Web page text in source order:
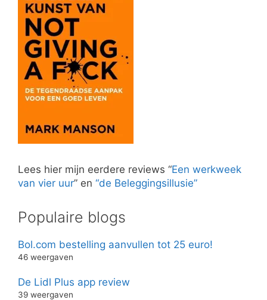
Lees hier mijn eerdere reviews “Een werkweek
van vier uur” en “de Beleggingsillusie”
Populaire blogs
Bol.com bestelling aanvullen tot 25 euro!
46 weergaven
De Lidl Plus app review
39 weergaven